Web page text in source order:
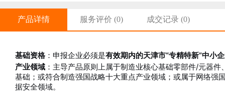
产品详情 服务评价 (0) 成交记录 (0)
基础资格：申报企业必须是有效期内的天津市“专精特新”中小
产业领域 ：主导产品原则上属于制造业核心基础零部件/元器
基础；或符合制造强国战略十大重点产业领域；或属于网络强
据安全领域。